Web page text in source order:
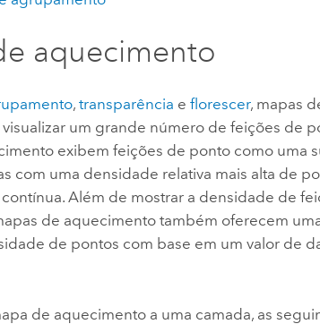
aquecimento
,transparência eflorescer, mapas
um grande número de feições de
exibem feições de ponto como uma
com uma densidade relativa mais alta de
Além de mostrar a densidade de
de aquecimento também oferecem
de pontos com base em um valor de
de aquecimento a uma camada, as